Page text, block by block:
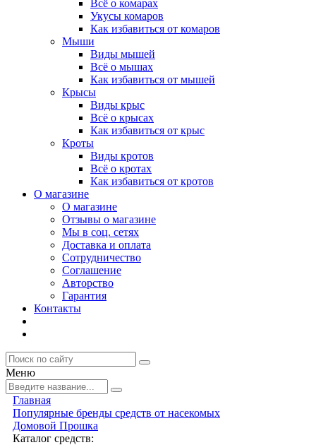
Всё о комарах
Укусы комаров
Как избавиться от комаров
Мыши
Виды мышей
Всё о мышах
Как избавиться от мышей
Крысы
Виды крыс
Всё о крысах
Как избавиться от крыс
Кроты
Виды кротов
Всё о кротах
Как избавиться от кротов
О магазине
О магазине
Отзывы о магазине
Мы в соц. сетях
Доставка и оплата
Сотрудничество
Соглашение
Авторство
Гарантия
Контакты
Меню
Главная
Популярные бренды средств от насекомых
Домовой Прошка
Каталог средств: